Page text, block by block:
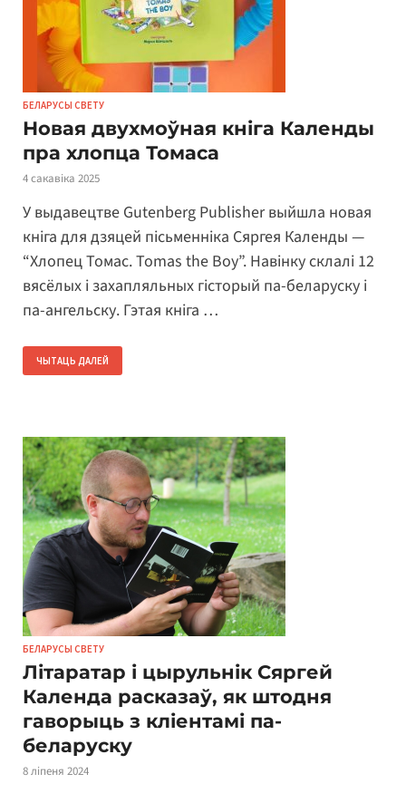
БЕЛАРУСЫ СВЕТУ
Новая двухмоўная кніга Календы
пра хлопца Томаса
4 сакавіка 2025
У выдавецтве Gutenberg Publisher выйшла новая
кніга для дзяцей пісьменніка Сяргея Календы —
“Хлопец Томас. Tomas the Boy”. Навінку склалі 12
вясёлых і захапляльных гісторый па-беларуску і
па-ангельску. Гэтая кніга …
ЧЫТАЦЬ ДАЛЕЙ
БЕЛАРУСЫ СВЕТУ
Літаратар і цырульнік Сяргей
Календа расказаў, як штодня
гаворыць з кліентамі па-
беларуску
8 ліпеня 2024